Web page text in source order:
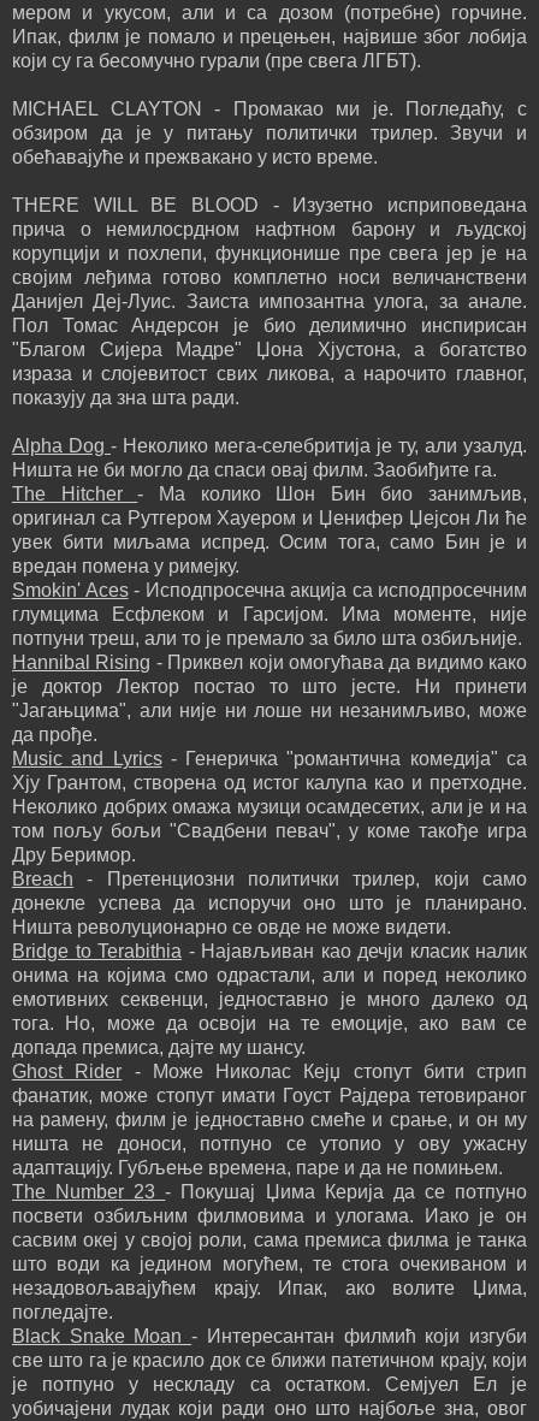
мером и укусом, али и са дозом (потребне) горчине.
Ипак, филм је помало и прецењен, највише због лобија
који су га бесомучно гурали (пре свега ЛГБТ).
MICHAEL CLAYTON - Промакао ми је. Погледаћу, с
обзиром да је у питању политички трилер. Звучи и
обећавајуће и прежвакано у исто време.
THERE WILL BE BLOOD - Изузетно исприповедана
прича о немилосрдном нафтном барону и људској
корупцији и похлепи, функционише пре свега јер је на
својим леђима готово комплетно носи величанствени
Данијел Деј-Луис. Заиста импозантна улога, за анале.
Пол Томас Андерсон је био делимично инспирисан
"Благом Сијера Мадре" Џона Хјустона, а богатство
израза и слојевитост свих ликова, а нарочито главног,
показују да зна шта ради.
Alpha Dog - Неколико мега-селебритија је ту, али узалуд.
Ништа не би могло да спаси овај филм. Заобиђите га.
The Hitcher- Ма колико Шон Бин био занимљив,
оригинал са Рутгером Хауером и Џенифер Џејсон Ли ће
увек бити миљама испред. Осим тога, само Бин је и
вредан помена у римејку.
Smokin' Aces- Исподпросечна акција са исподпросечним
глумцима Есфлеком и Гарсијом. Има моменте, није
потпуни треш, али то је премало за било шта озбиљније.
Hannibal Rising - Приквел који омогућава да видимо како
је доктор Лектор постао то што јесте. Ни принети
"Јагањцима", али није ни лоше ни незанимљиво, може
да прође.
Music and Lyrics- Генеричка "романтична комедија" са
Хју Грантом, створена од истог калупа као и претходне.
Неколико добрих омажа музици осамдесетих, али је и на
том пољу бољи "Свадбени певач", у коме такође игра
Дру Беримор.
Breach - Претенциозни политички трилер, који само
донекле успева да испоручи оно што је планирано.
Ништа револуционарно се овде не може видети.
Bridge to Terabithia - Најављиван као дечји класик налик
онима на којима смо одрастали, али и поред неколико
емотивних секвенци, једноставно је много далеко од
тога. Но, може да освоји на те емоције, ако вам се
допада премиса, дајте му шансу.
Ghost Rider - Може Николас Кејџ стопут бити стрип
фанатик, може стопут имати Гоуст Рајдера тетовираног
на рамену, филм је једноставно смеће и срање, и он му
ништа не доноси, потпуно се утопио у ову ужасну
адаптацију. Губљење времена, паре и да не помињем.
The Number 23- Покушај Џима Керија да се потпуно
посвети озбиљним филмовима и улогама. Иако је он
сасвим океј у својој роли, сама премиса филма је танка
што води ка једином могућем, те стога очекиваном и
незадовољавајућем крају. Ипак, ако волите Џима,
погледајте.
Black Snake Moan- Интересантан филмић који изгуби
све што га је красило док се ближи патетичном крају, који
је потпуно у нескладу са остатком. Семјуел Ел је
уобичајени лудак који ради оно што најбоље зна, овог